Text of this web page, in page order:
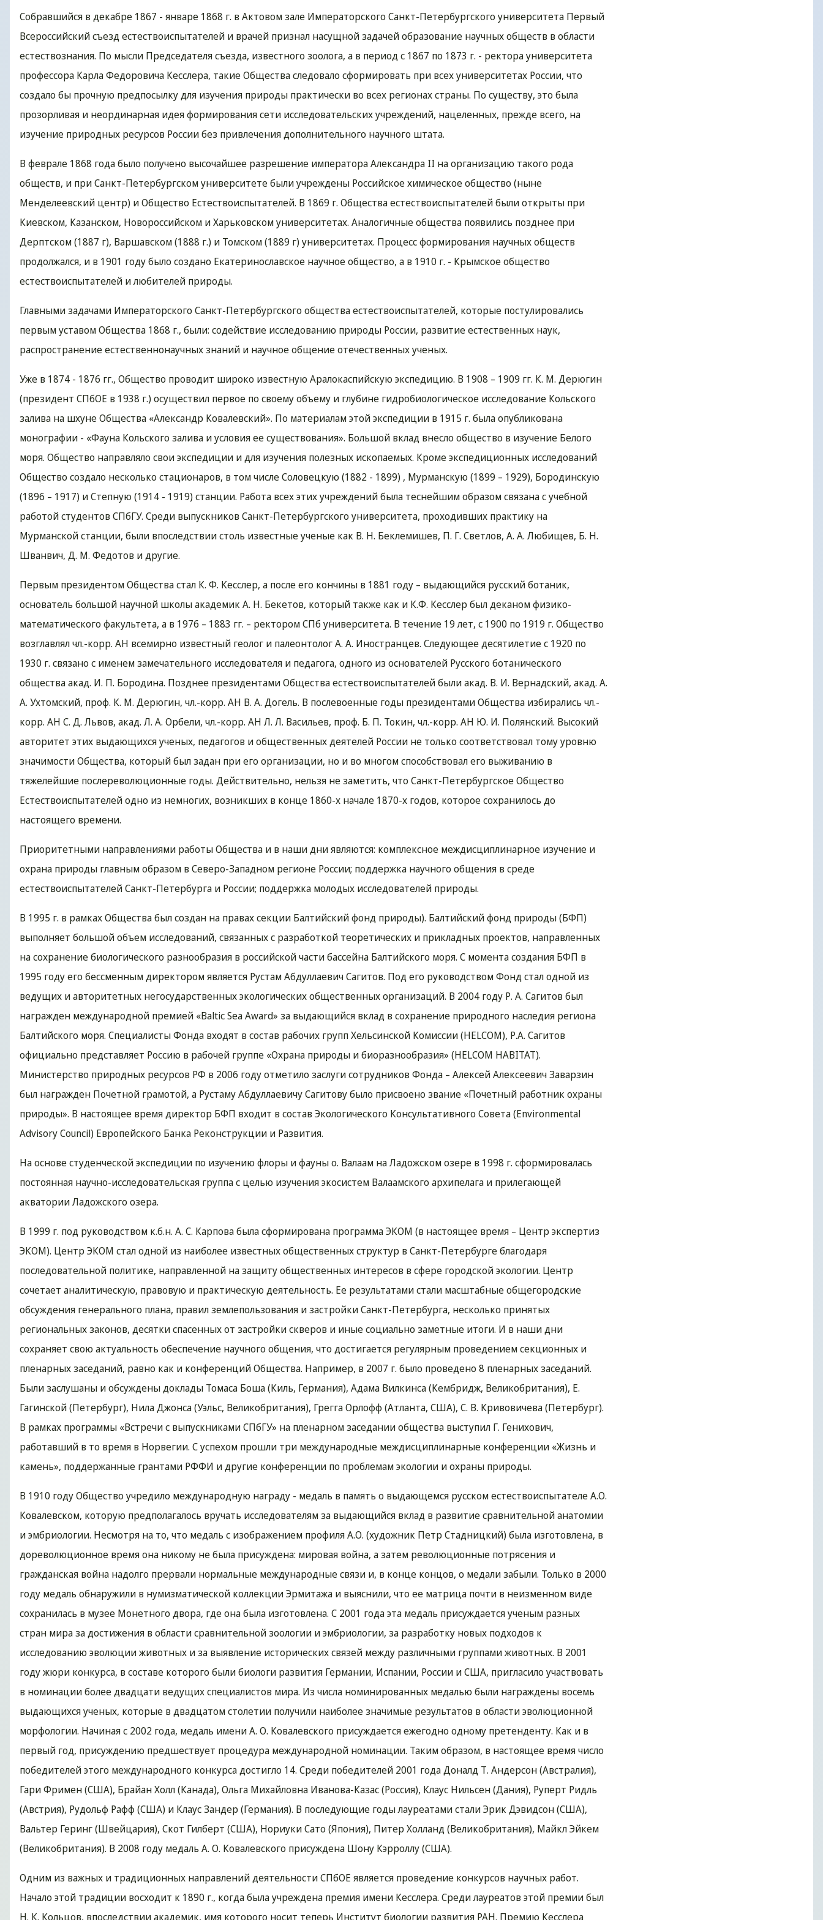
Собравшийся в декабре 1867 - январе 1868 г. в Актовом зале Императорского Санкт-Петербургского университета Первый
Всероссийский съезд естествоиспытателей и врачей признал насущной задачей образование научных обществ в области
естествознания. По мысли Председателя съезда, известного зоолога, а в период с 1867 по 1873 г. - ректора университета
профессора Карла Федоровича Кесслера, такие Общества следовало сформировать при всех университетах России, что
создало бы прочную предпосылку для изучения природы практически во всех регионах страны. По существу, это была
прозорливая и неординарная идея формирования сети исследовательских учреждений, нацеленных, прежде всего, на
изучение природных ресурсов России без привлечения дополнительного научного штата.
В феврале 1868 года было получено высочайшее разрешение императора Александра II на организацию такого рода
обществ, и при Санкт-Петербургском университете были учреждены Российское химическое общество (ныне
Менделеевский центр) и Общество Естествоиспытателей. В 1869 г. Общества естествоиспытателей были открыты при
Киевском, Казанском, Новороссийском и Харьковском университетах. Аналогичные общества появились позднее при
Дерптском (1887 г), Варшавском (1888 г.) и Томском (1889 г) университетах. Процесс формирования научных обществ
продолжался, и в 1901 году было создано Екатеринославское научное общество, а в 1910 г. - Крымское общество
естествоиспытателей и любителей природы.
Главными задачами Императорского Санкт-Петербургского общества естествоиспытателей, которые постулировались
первым уставом Общества 1868 г., были: содействие исследованию природы России, развитие естественных наук,
распространение естественнонаучных знаний и научное общение отечественных ученых.
Уже в 1874 - 1876 гг., Общество проводит широко известную Аралокаспийскую экспедицию. В 1908 – 1909 гг. К. М. Дерюгин
(президент СПбОЕ в 1938 г.) осуществил первое по своему объему и глубине гидробиологическое исследование Кольского
залива на шхуне Общества «Александр Ковалевский». По материалам этой экспедиции в 1915 г. была опубликована
монографии - «Фауна Кольского залива и условия ее существования». Большой вклад внесло общество в изучение Белого
моря. Общество направляло свои экспедиции и для изучения полезных ископаемых. Кроме экспедиционных исследований
Общество создало несколько стационаров, в том числе Соловецкую (1882 - 1899) , Мурманскую (1899 – 1929), Бородинскую
(1896 – 1917) и Степную (1914 - 1919) станции. Работа всех этих учреждений была теснейшим образом связана с учебной
работой студентов СПбГУ. Среди выпускников Санкт-Петербургского университета, проходивших практику на
Мурманской станции, были впоследствии столь известные ученые как В. Н. Беклемишев, П. Г. Светлов, А. А. Любищев, Б. Н.
Шванвич, Д. М. Федотов и другие.
Первым президентом Общества стал К. Ф. Кесслер, а после его кончины в 1881 году – выдающийся русский ботаник,
основатель большой научной школы академик А. Н. Бекетов, который также как и К.Ф. Кесслер был деканом физико-
математического факультета, а в 1976 – 1883 гг. – ректором СПб университета. В течение 19 лет, с 1900 по 1919 г. Общество
возглавлял чл.-корр. АН всемирно известный геолог и палеонтолог А. А. Иностранцев. Следующее десятилетие с 1920 по
1930 г. связано с именем замечательного исследователя и педагога, одного из основателей Русского ботанического
общества акад. И. П. Бородина. Позднее президентами Общества естествоиспытателей были акад. В. И. Вернадский, акад. А.
А. Ухтомский, проф. К. М. Дерюгин, чл.-корр. АН В. А. Догель. В послевоенные годы президентами Общества избирались чл.-
корр. АН С. Д. Львов, акад. Л. А. Орбели, чл.-корр. АН Л. Л. Васильев, проф. Б. П. Токин, чл.-корр. АН Ю. И. Полянский. Высокий
авторитет этих выдающихся ученых, педагогов и общественных деятелей России не только соответствовал тому уровню
значимости Общества, который был задан при его организации, но и во многом способствовал его выживанию в
тяжелейшие послереволюционные годы. Действительно, нельзя не заметить, что Санкт-Петербургское Общество
Естествоиспытателей одно из немногих, возникших в конце 1860-х начале 1870-х годов, которое сохранилось до
настоящего времени.
Приоритетными направлениями работы Общества и в наши дни являются: комплексное междисциплинарное изучение и
охрана природы главным образом в Северо-Западном регионе России; поддержка научного общения в среде
естествоиспытателей Санкт-Петербурга и России; поддержка молодых исследователей природы.
В 1995 г. в рамках Общества был создан на правах секции Балтийский фонд природы). Балтийский фонд природы (БФП)
выполняет большой объем исследований, связанных с разработкой теоретических и прикладных проектов, направленных
на сохранение биологического разнообразия в российской части бассейна Балтийского моря. С момента создания БФП в
1995 году его бессменным директором является Рустам Абдуллаевич Сагитов. Под его руководством Фонд стал одной из
ведущих и авторитетных негосударственных экологических общественных организаций. В 2004 году Р. А. Сагитов был
награжден международной премией «Baltic Sea Award» за выдающийся вклад в сохранение природного наследия региона
Балтийского моря. Специалисты Фонда входят в состав рабочих групп Хельсинской Комиссии (HELCOM), Р.А. Сагитов
официально представляет Россию в рабочей группе «Охрана природы и биоразнообразия» (HELCOM HABITAT).
Министерство природных ресурсов РФ в 2006 году отметило заслуги сотрудников Фонда – Алексей Алексеевич Заварзин
был награжден Почетной грамотой, а Рустаму Абдуллаевичу Сагитову было присвоено звание «Почетный работник охраны
природы». В настоящее время директор БФП входит в состав Экологического Консультативного Совета (Environmental
Advisory Council) Европейского Банка Реконструкции и Развития.
На основе студенческой экспедиции по изучению флоры и фауны о. Валаам на Ладожском озере в 1998 г. сформировалась
постоянная научно-исследовательская группа с целью изучения экосистем Валаамского архипелага и прилегающей
акватории Ладожского озера.
В 1999 г. под руководством к.б.н. А. С. Карпова была сформирована программа ЭКОМ (в настоящее время – Центр экспертиз
ЭКОМ). Центр ЭКОМ стал одной из наиболее известных общественных структур в Санкт-Петербурге благодаря
последовательной политике, направленной на защиту общественных интересов в сфере городской экологии. Центр
сочетает аналитическую, правовую и практическую деятельность. Ее результатами стали масштабные общегородские
обсуждения генерального плана, правил землепользования и застройки Санкт-Петербурга, несколько принятых
региональных законов, десятки спасенных от застройки скверов и иные социально заметные итоги. И в наши дни
сохраняет свою актуальность обеспечение научного общения, что достигается регулярным проведением секционных и
пленарных заседаний, равно как и конференций Общества. Например, в 2007 г. было проведено 8 пленарных заседаний.
Были заслушаны и обсуждены доклады Томаса Боша (Киль, Германия), Адама Вилкинса (Кембридж, Великобритания), Е.
Гагинской (Петербург), Нила Джонса (Уэльс, Великобритания), Грегга Орлофф (Атланта, США), С. В. Кривовичева (Петербург).
В рамках программы «Встречи с выпускниками СПбГУ» на пленарном заседании общества выступил Г. Генихович,
работавший в то время в Норвегии. С успехом прошли три международные междисциплинарные конференции «Жизнь и
камень», поддержанные грантами РФФИ и другие конференции по проблемам экологии и охраны природы.
В 1910 году Общество учредило международную награду - медаль в память о выдающемся русском естествоиспытателе А.О.
Ковалевском, которую предполагалось вручать исследователям за выдающийся вклад в развитие сравнительной анатомии
и эмбриологии. Несмотря на то, что медаль с изображением профиля А.О. (художник Петр Стадницкий) была изготовлена, в
дореволюционное время она никому не была присуждена: мировая война, а затем революционные потрясения и
гражданская война надолго прервали нормальные международные связи и, в конце концов, о медали забыли. Только в 2000
году медаль обнаружили в нумизматической коллекции Эрмитажа и выяснили, что ее матрица почти в неизменном виде
сохранилась в музее Монетного двора, где она была изготовлена. С 2001 года эта медаль присуждается ученым разных
стран мира за достижения в области сравнительной зоологии и эмбриологии, за разработку новых подходов к
исследованию эволюции животных и за выявление исторических связей между различными группами животных. В 2001
году жюри конкурса, в составе которого были биологи развития Германии, Испании, России и США, пригласило участвовать
в номинации более двадцати ведущих специалистов мира. Из числа номинированных медалью были награждены восемь
выдающихся ученых, которые в двадцатом столетии получили наиболее значимые результатов в области эволюционной
морфологии. Начиная с 2002 года, медаль имени А. О. Ковалевского присуждается ежегодно одному претенденту. Как и в
первый год, присуждению предшествует процедура международной номинации. Таким образом, в настоящее время число
победителей этого международного конкурса достигло 14. Среди победителей 2001 года Доналд Т. Андерсон (Австралия),
Гари Фримен (США), Брайан Холл (Канада), Ольга Михайловна Иванова-Казас (Россия), Клаус Нильсен (Дания), Руперт Ридль
(Австрия), Рудольф Рафф (США) и Клаус Зандер (Германия). В последующие годы лауреатами стали Эрик Дэвидсон (США),
Вальтер Геринг (Швейцария), Скот Гилберт (США), Нориуки Сато (Япония), Питер Холланд (Великобритания), Майкл Эйкем
(Великобритания). В 2008 году медаль А. О. Ковалевского присуждена Шону Кэрроллу (США).
Одним из важных и традиционных направлений деятельности СПбОЕ является проведение конкурсов научных работ.
Начало этой традиции восходит к 1890 г., когда была учреждена премия имени Кесслера. Среди лауреатов этой премии был
Н. К. Кольцов, впоследствии академик, имя которого носит теперь Институт биологии развития РАН. Премию Кесслера